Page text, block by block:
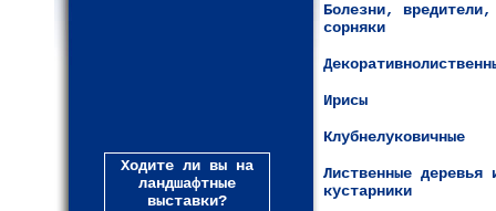
Ходите ли вы на
ландшафтные
выставки?
Болезни, вредители,
сорняки
Ирисы
Клубнелуковичные
Лиственные деревья
кустарники